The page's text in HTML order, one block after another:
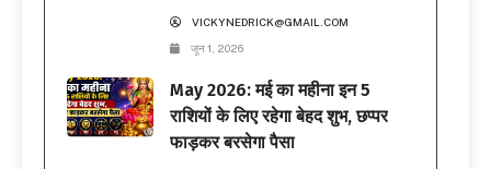
VICKYNEDRICK@GMAIL.COM
जून 1, 2026
May 2026: मई का महीना इन 5
राशियों के लिए रहेगा बेहद शुभ, छप्पर
फाड़कर बरसेगा पैसा